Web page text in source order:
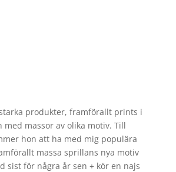
produkter, framförallt prints i
med massor av olika motiv. Till
hon att ha med mig populära
massa sprillans nya motiv
sist för några år sen + kör en najs